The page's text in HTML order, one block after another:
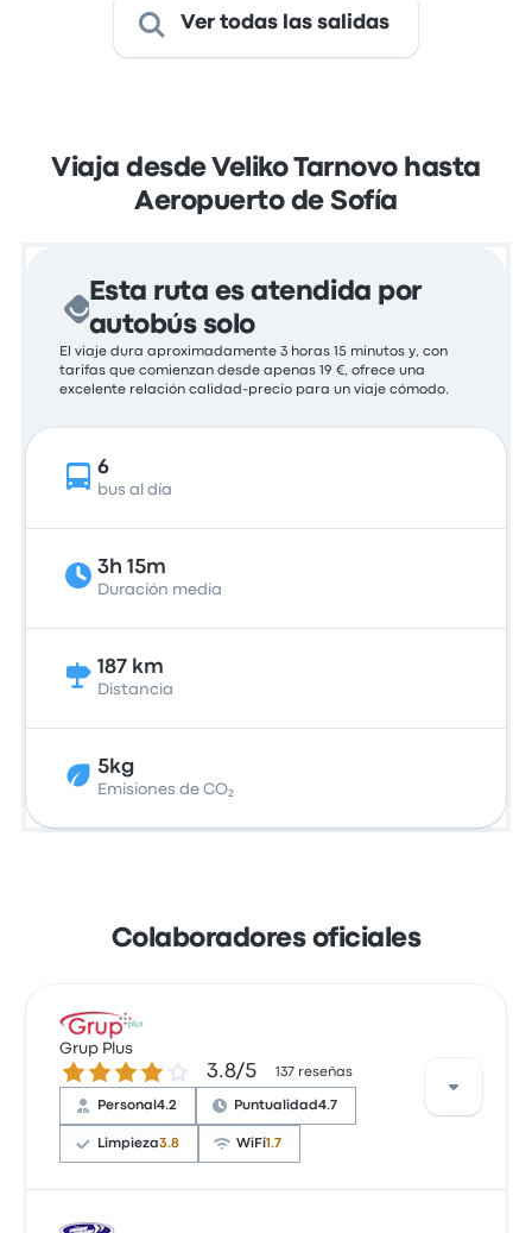
Ver todas las salidas
Viaja desde Veliko Tarnovo hasta
Aeropuerto de Sofía
Esta ruta es atendida por
autobús solo
El viaje dura aproximadamente 3 horas 15 minutos y, con
tarifas que comienzan desde apenas 19 €, ofrece una
excelente relación calidad-precio para un viaje cómodo.
6
bus al día
3h 15m
Duración media
187 km
Distancia
5kg
Emisiones de CO₂
Colaboradores oficiales
Grup Plus
3.8 sobre 5 estrellas
3.8/5 137 reseñas
Personal4.2 Puntualidad4.7
Limpieza3.8 WiFi1.7
Basándonos en 27 reseñas, Grup Plus ha obtenido